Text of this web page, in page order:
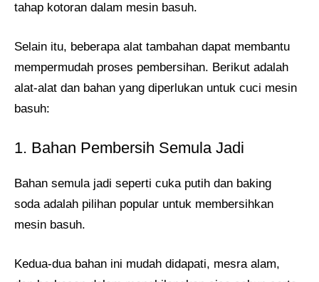
tahap kotoran dalam mesin basuh.
Selain itu, beberapa alat tambahan dapat membantu
mempermudah proses pembersihan. Berikut adalah
alat-alat dan bahan yang diperlukan untuk cuci mesin
basuh:
1. Bahan Pembersih Semula Jadi
Bahan semula jadi seperti cuka putih dan baking
soda adalah pilihan popular untuk membersihkan
mesin basuh.
Kedua-dua bahan ini mudah didapati, mesra alam,